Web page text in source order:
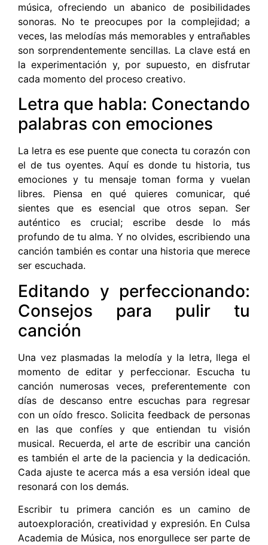
música, ofreciendo un abanico de posibilidades
sonoras. No te preocupes por la complejidad; a
veces, las melodías más memorables y entrañables
son sorprendentemente sencillas. La clave está en
la experimentación y, por supuesto, en disfrutar
cada momento del proceso creativo.
Letra que habla: Conectando
palabras con emociones
La letra es ese puente que conecta tu corazón con
el de tus oyentes. Aquí es donde tu historia, tus
emociones y tu mensaje toman forma y vuelan
libres. Piensa en qué quieres comunicar, qué
sientes que es esencial que otros sepan. Ser
auténtico es crucial; escribe desde lo más
profundo de tu alma. Y no olvides, escribiendo una
canción también es contar una historia que merece
ser escuchada.
Editando y perfeccionando:
Consejos para pulir tu
canción
Una vez plasmadas la melodía y la letra, llega el
momento de editar y perfeccionar. Escucha tu
canción numerosas veces, preferentemente con
días de descanso entre escuchas para regresar
con un oído fresco. Solicita feedback de personas
en las que confíes y que entiendan tu visión
musical. Recuerda, el arte de escribir una canción
es también el arte de la paciencia y la dedicación.
Cada ajuste te acerca más a esa versión ideal que
resonará con los demás.
Escribir tu primera canción es un camino de
autoexploración, creatividad y expresión. En Culsa
Academia de Música, nos enorgullece ser parte de